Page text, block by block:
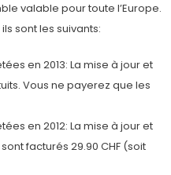
valable pour toute l’Europe.
sont les suivants:
en 2013: La mise à jour et
Vous ne payerez que les
en 2012: La mise à jour et
facturés 29.90 CHF (soit